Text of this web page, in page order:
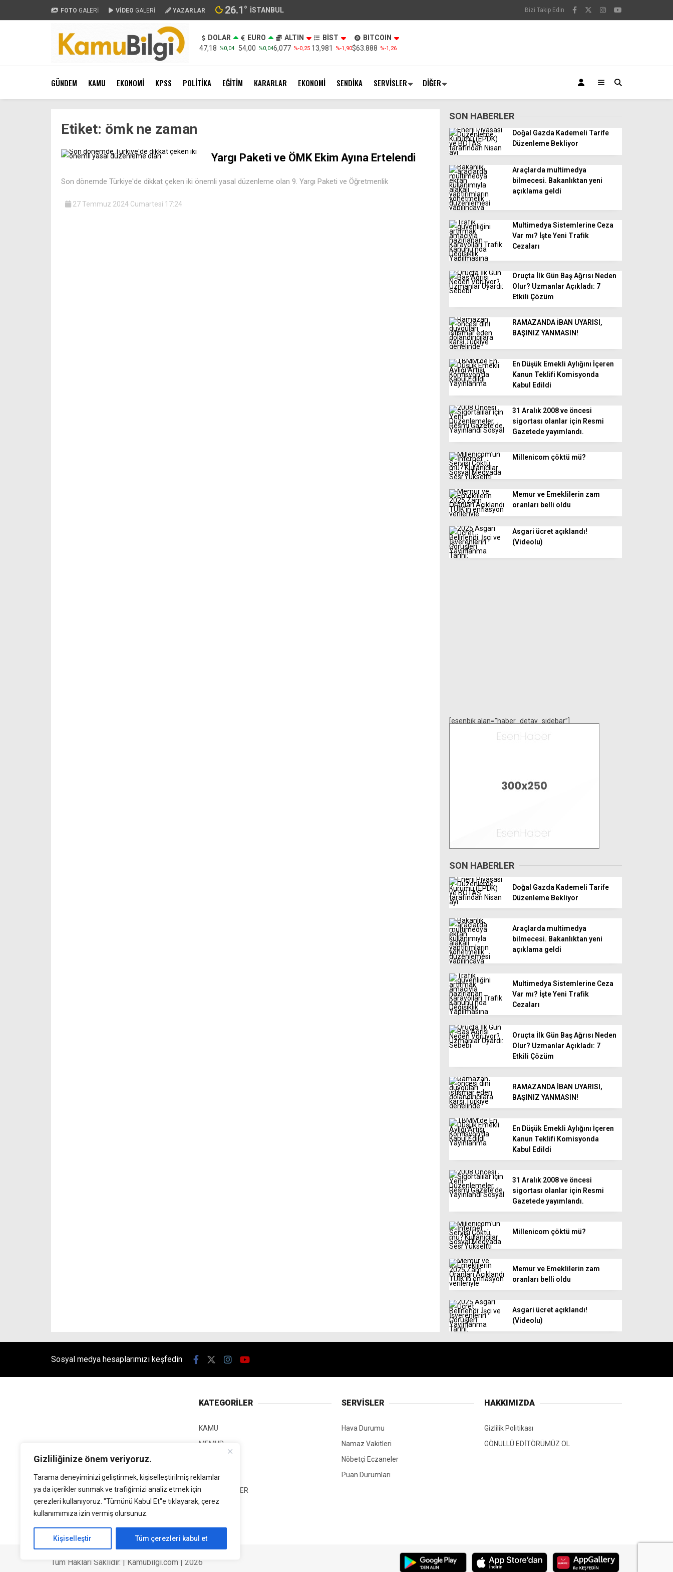
Gizliliğinize önem veriyoruz.
Tarama deneyiminizi geliştirmek, kişiselleştirilmiş reklamlar
ya da içerikler sunmak ve trafiğimizi analiz etmek için
çerezleri kullanıyoruz. "Tümünü Kabul Et"e tıklayarak, çerez
kullanımımıza izin vermiş olursunuz.
Kişiselleştir Tüm çerezleri kabul et
FOTO GALERİ VİDEO GALERİ YAZARLAR 26.1° İSTANBUL Bizi Takip Edin
DOLAR
47,18 %0,04
EURO
54,00 %0,04
ALTIN
6,077 %-0,25
BİST
13,981
%-1,90
BITCOIN
$63.888 %-1,26
GÜNDEM KAMU EKONOMİ KPSS POLİTİKA EĞİTİM KARARLAR EKONOMİ SENDİKA SERVİSLER DİĞER
Etiket: ömk ne zaman
Yargı Paketi ve ÖMK Ekim Ayına Ertelendi
Son dönemde Türkiye'de dikkat çeken iki önemli yasal düzenleme olan 9. Yargı Paketi ve Öğretmenlik
27 Temmuz 2024 Cumartesi 17:24
SON HABERLER
Doğal Gazda Kademeli Tarife
Düzenleme Bekliyor
Araçlarda multimedya
bilmecesi. Bakanlıktan yeni
açıklama geldi
Multimedya Sistemlerine Ceza
Var mı? İşte Yeni Trafik
Cezaları
Oruçta İlk Gün Baş Ağrısı Neden
Olur? Uzmanlar Açıkladı: 7
Etkili Çözüm
RAMAZANDA İBAN UYARISI,
BAŞINIZ YANMASIN!
En Düşük Emekli Aylığını İçeren
Kanun Teklifi Komisyonda
Kabul Edildi
31 Aralık 2008 ve öncesi
sigortası olanlar için Resmi
Gazetede yayımlandı.
Millenicom çöktü mü?
Memur ve Emeklilerin zam
oranları belli oldu
Asgari ücret açıklandı!
(Videolu)
[esenbik alan=”haber_detay_sidebar”]
SON HABERLER
Doğal Gazda Kademeli Tarife
Düzenleme Bekliyor
Araçlarda multimedya
bilmecesi. Bakanlıktan yeni
açıklama geldi
Multimedya Sistemlerine Ceza
Var mı? İşte Yeni Trafik
Cezaları
Oruçta İlk Gün Baş Ağrısı Neden
Olur? Uzmanlar Açıkladı: 7
Etkili Çözüm
RAMAZANDA İBAN UYARISI,
BAŞINIZ YANMASIN!
En Düşük Emekli Aylığını İçeren
Kanun Teklifi Komisyonda
Kabul Edildi
31 Aralık 2008 ve öncesi
sigortası olanlar için Resmi
Gazetede yayımlandı.
Millenicom çöktü mü?
Memur ve Emeklilerin zam
oranları belli oldu
Asgari ücret açıklandı!
(Videolu)
Sosyal medya hesaplarımızı keşfedin
KATEGORİLER
KAMU
MEMUR
EĞİTİM
GÜNCEL HABER
SİYASET
SERVİSLER
Hava Durumu
Namaz Vakitleri
Nöbetçi Eczaneler
Puan Durumları
HAKKIMIZDA
Gizlilik Politikası
GÖNÜLLÜ EDİTÖRÜMÜZ OL
Tüm Hakları Saklıdır. | Kamubilgi.com | 2026